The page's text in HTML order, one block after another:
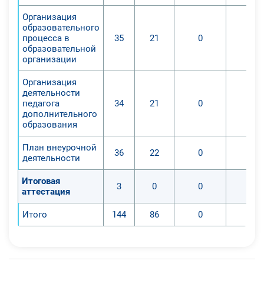
Организация
образовательного
процесса в
образовательной
организации
35 21 0
Организация
деятельности
педагога
дополнительного
образования
34 21 0
План внеурочной
деятельности
36 22 0
Итоговая
аттестация
3 0 0
Итого 144 86 0